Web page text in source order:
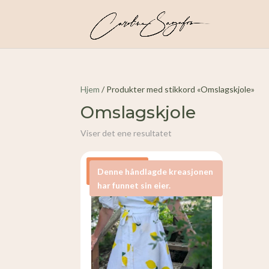
Hjem / Produkter med stikkord «Omslagskjole»
Omslagskjole
Viser det ene resultatet
Tilbud!
Denne håndlagde kreasjonen
har funnet sin eier.